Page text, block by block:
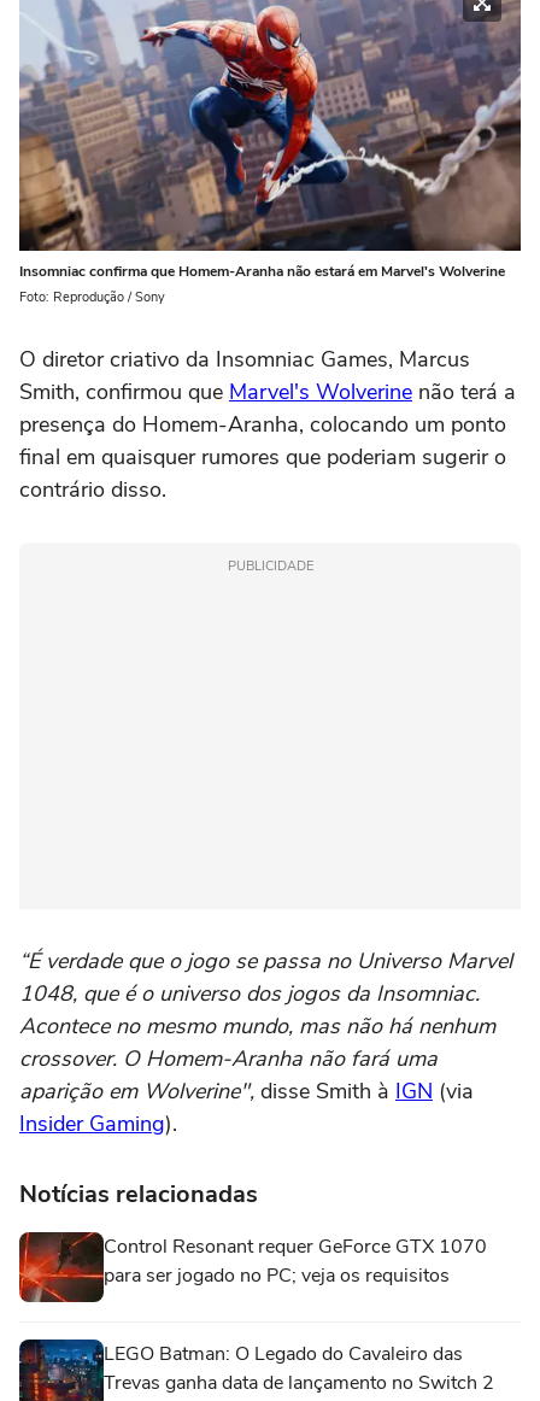
Insomniac confirma que Homem-Aranha não estará em Marvel's Wolverine
Foto: Reprodução / Sony
O diretor criativo da Insomniac Games, Marcus
Smith, confirmou que Marvel's Wolverine não terá a
presença do Homem-Aranha, colocando um ponto
final em quaisquer rumores que poderiam sugerir o
contrário disso.
PUBLICIDADE
“É verdade que o jogo se passa no Universo Marvel
1048, que é o universo dos jogos da Insomniac.
Acontece no mesmo mundo, mas não há nenhum
crossover. O Homem-Aranha não fará uma
aparição em Wolverine", disse Smith à IGN (via
Insider Gaming).
Notícias relacionadas
Control Resonant requer GeForce GTX 1070
para ser jogado no PC; veja os requisitos
LEGO Batman: O Legado do Cavaleiro das
Trevas ganha data de lançamento no Switch 2